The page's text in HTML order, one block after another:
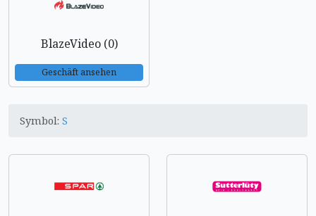
BlazeVideo (0)
Geschäft ansehen
Symbol: S